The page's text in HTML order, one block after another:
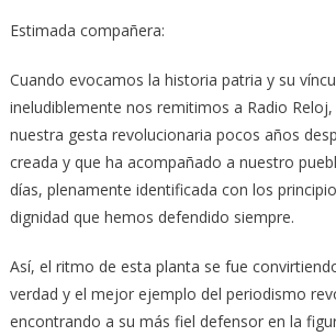
Estimada compañera:
Cuando evocamos la historia patria y su
ineludiblemente nos remitimos a Radio
nuestra gesta revolucionaria pocos años
creada y que ha acompañado a nuestro
días, plenamente identificada con los
dignidad que hemos defendido siempre.
Así, el ritmo de esta planta se fue
verdad y el mejor ejemplo del periodismo
encontrando a su más fiel defensor en la